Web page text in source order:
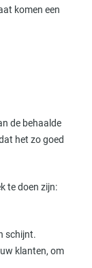
komen een
de behaalde
het zo goed
te doen zijn:
schijnt.
klanten, om